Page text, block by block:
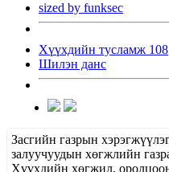
sized by funksec
Хүүхдийн тусламж 108
Шилэн данс
Засгийн газрын
залуучуудын хөгжлийн
Хүүхдийн хөгжил,